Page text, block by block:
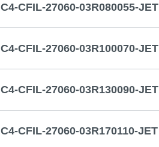
C4-CFIL-27060-03R080055-JET
C4-CFIL-27060-03R100070-JET
C4-CFIL-27060-03R130090-JET
C4-CFIL-27060-03R170110-JET